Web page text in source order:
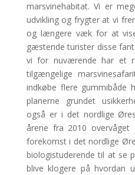
marsvinehabitat. Vi er
udvikling og frygter at vi
og længere væk for at
gæstende turister disse
vi for nuværende har et
tilgængelige
indkøbe flere gummibåde
planerne grundet
også er i det nordlige
årene fra 2010 overvåget
forekomst i det nordlige
biologistuderende til at se
blive klogere på hvordan